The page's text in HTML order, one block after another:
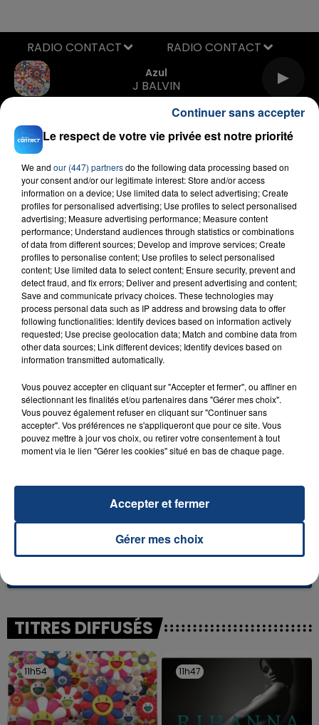
Azul
J BALVIN
RADIO CONTACT
FIL D'ACTU
23 juillet 2026
INCENDIE MORTEL À LENS : UNE FEMME ET
SON BÉBÉ ENTRE LA VIE ET LA...
Un homme s'est immolé par le feu après avoir
aspergé sa compagne et leur bébé de trois mois
d'un liquide inflammable.
UNE ADOLESCENTE DEVANT SE FAIRE
La famille a porté plainte contre la clinique qui a
excuses.
TITRES DIFFUSÉS
11h54
11h54 11h47
11h47
Le respect de votre vie privée est notre priorité
We and our (447) partnersdo the following data processing based on
your consent and/or our legitimate interest: Store and/or access
information on a device; Use limited data to select advertising; Create
profiles for personalised advertising; Use profiles to select personalised
advertising; Measure advertising performance; Measure content
performance; Understand audiences through statistics or combinations
of data from different sources; Develop and improve services; Create
profiles to personalise content; Use profiles to select personalised
content; Use limited data to select content; Ensure security, prevent and
detect fraud, and fix errors; Deliver and present advertising and content;
Save and communicate privacy choices. These technologies may
process personal data such as IP address and browsing data to offer
following functionalities: Identify devices based on information actively
requested; Use precise geolocation data; Match and combine data from
other data sources; Link different devices; Identify devices based on
information transmitted automatically.
Vous pouvez accepter en cliquant sur "Accepter et fermer", ou affiner en
sélectionnant les finalités et/ou partenaires dans "Gérer mes choix".
Vous pouvez également refuser en cliquant sur "Continuer sans
accepter". Vos préférences ne s'appliqueront que pour ce site. Vous
pouvez mettre à jour vos choix, ou retirer votre consentement à tout
moment via le lien "Gérer les cookies" situé en bas de chaque page.
Gérer mes choix
Accepter et fermer
Continuer sans accepter